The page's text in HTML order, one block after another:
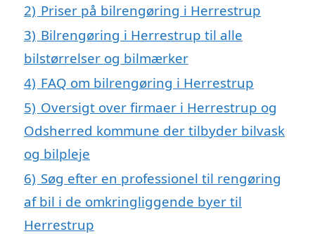
2) Priser på bilrengøring i Herrestrup
3) Bilrengøring i Herrestrup til alle
bilstørrelser og bilmærker
4) FAQ om bilrengøring i Herrestrup
5) Oversigt over firmaer i Herrestrup og
Odsherred kommune der tilbyder bilvask
og bilpleje
6) Søg efter en professionel til rengøring
af bil i de omkringliggende byer til
Herrestrup